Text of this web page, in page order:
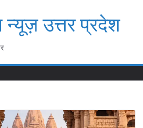
न्यूज़ उत्तर प्रदेश